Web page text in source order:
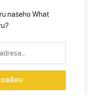
našeho What